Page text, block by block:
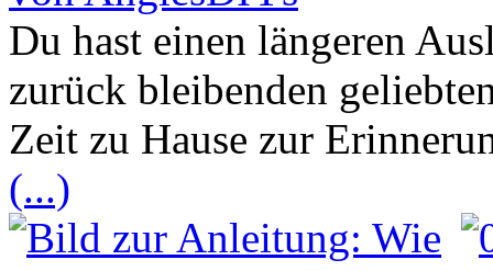
Du hast einen längeren
zurück bleibenden
Zeit zu Hause zur
(...)